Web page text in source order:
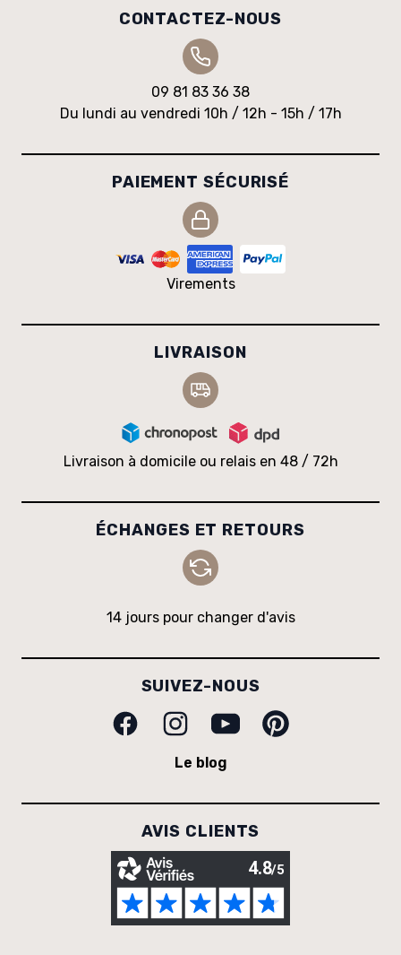
CONTACTEZ-NOUS
09 81 83 36 38
Du lundi au vendredi 10h / 12h - 15h / 17h
PAIEMENT SÉCURISÉ
Virements
LIVRAISON
Livraison à domicile ou relais en 48 / 72h
ÉCHANGES ET RETOURS
14 jours pour changer d'avis
SUIVEZ-NOUS
FacebookInstagramYoutubePinterest
Le blog
AVIS CLIENTS